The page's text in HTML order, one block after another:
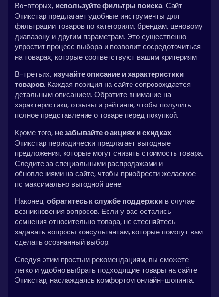
Во-вторых, используйте фильтры поиска. Сайт
Эпикстар предлагает удобные инструменты для
фильтрации товаров по категориям, брендам, ценовому
диапазону и другим параметрам. Это существенно
упростит процесс выбора и позволит сосредоточиться
на товарах, которые соответствуют вашим критериям.
В-третьих, изучайте описание и характеристики
товаров. Каждая позиция на сайте сопровождается
детальным описанием. Обратите внимание на
характеристики, отзывы и рейтинги, чтобы получить
полное представление о товаре перед покупкой.
Кроме того, не забывайте о акциях и скидках.
Эпикстар периодически предлагает выгодные
предложения, которые могут снизить стоимость товара.
Следите за специальными распродажами и
обновлениями на сайте, чтобы приобрести желаемое
по максимально выгодной цене.
Наконец,обратитесь к службе поддержки в случае
возникновения вопросов. Если у вас остались
сомнения относительно товара, не стесняйтесь
задавать вопросы консультантам, которые помогут вам
сделать осознанный выбор.
Следуя этим простым рекомендациям, вы сможете
легко и удобно выбрать подходящие товары на сайте
Эпикстар, наслаждаясь комфортом онлайн-шопинга.